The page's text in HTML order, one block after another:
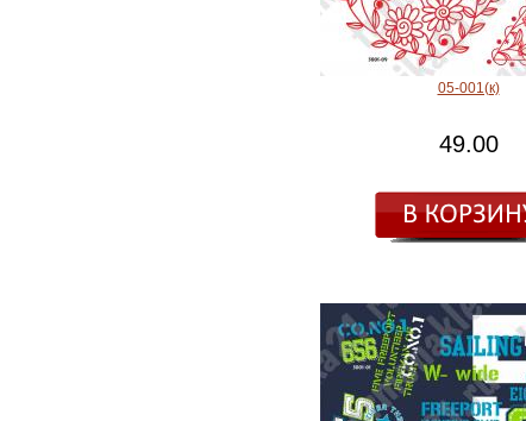
05-001(к)
49.00